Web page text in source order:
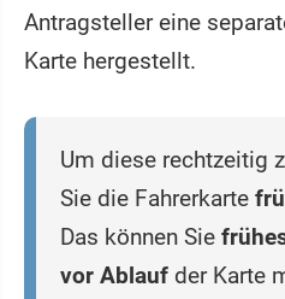
Antragsteller eine
Karte hergestellt.
Um diese rechtzeitig
Sie die Fahrerkarte
Das können Sie
vor Ablauf der Karte